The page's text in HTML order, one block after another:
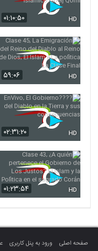
۰۱:۱۰:۵۰ HD
۵۹:۰۶ HD
۰۲:۳۱:۲۰ HD
۰۱:۲۳:۵۴ HD
صفحه اصلی ورود به پنل کاربری